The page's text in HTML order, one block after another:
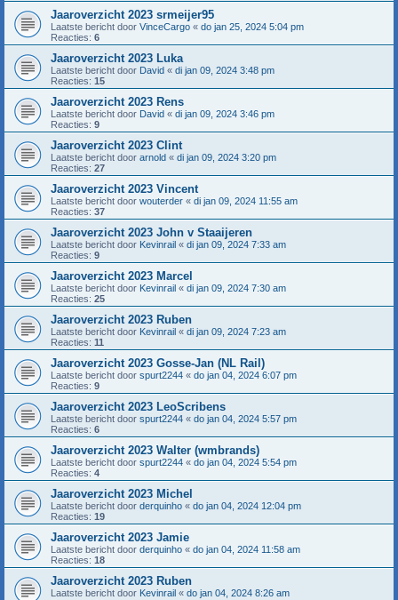
Jaaroverzicht 2023 srmeijer95
Laatste bericht door VinceCargo « do jan 25, 2024 5:04 pm
Reacties: 6
Jaaroverzicht 2023 Luka
Laatste bericht door David « di jan 09, 2024 3:48 pm
Reacties: 15
Jaaroverzicht 2023 Rens
Laatste bericht door David « di jan 09, 2024 3:46 pm
Reacties: 9
Jaaroverzicht 2023 Clint
Laatste bericht door arnold « di jan 09, 2024 3:20 pm
Reacties: 27
Jaaroverzicht 2023 Vincent
Laatste bericht door wouterder « di jan 09, 2024 11:55 am
Reacties: 37
Jaaroverzicht 2023 John v Staaijeren
Laatste bericht door Kevinrail « di jan 09, 2024 7:33 am
Reacties: 9
Jaaroverzicht 2023 Marcel
Laatste bericht door Kevinrail « di jan 09, 2024 7:30 am
Reacties: 25
Jaaroverzicht 2023 Ruben
Laatste bericht door Kevinrail « di jan 09, 2024 7:23 am
Reacties: 11
Jaaroverzicht 2023 Gosse-Jan (NL Rail)
Laatste bericht door spurt2244 « do jan 04, 2024 6:07 pm
Reacties: 9
Jaaroverzicht 2023 LeoScribens
Laatste bericht door spurt2244 « do jan 04, 2024 5:57 pm
Reacties: 6
Jaaroverzicht 2023 Walter (wmbrands)
Laatste bericht door spurt2244 « do jan 04, 2024 5:54 pm
Reacties: 4
Jaaroverzicht 2023 Michel
Laatste bericht door derquinho « do jan 04, 2024 12:04 pm
Reacties: 19
Jaaroverzicht 2023 Jamie
Laatste bericht door derquinho « do jan 04, 2024 11:58 am
Reacties: 18
Jaaroverzicht 2023 Ruben
Laatste bericht door Kevinrail « do jan 04, 2024 8:26 am